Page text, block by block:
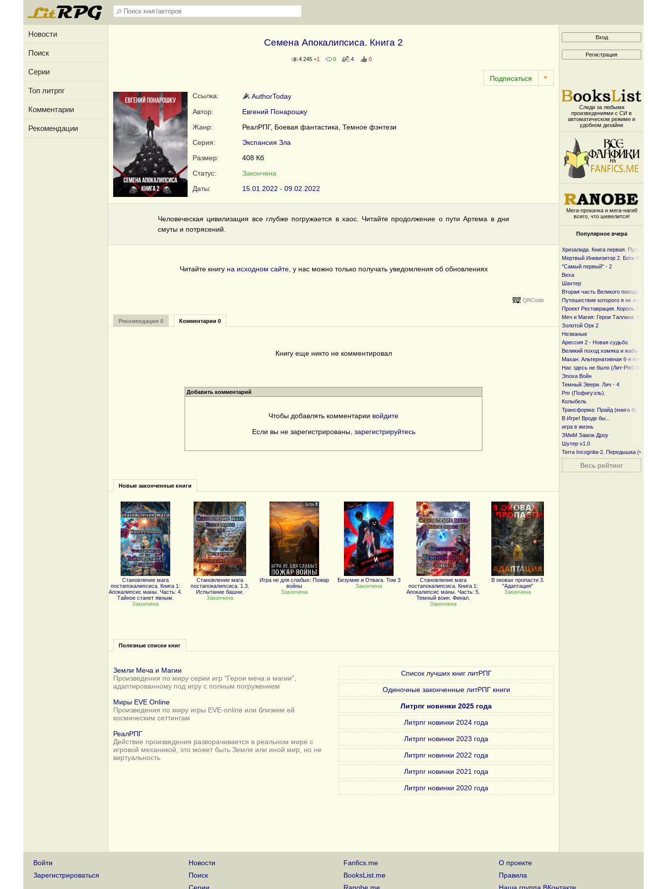
Новости
Поиск
Серии
Топ литрпг
Комментарии
Рекомендации
Семена Апокалипсиса. Книга 2
4 245 +1 0 4 0
Ссылка:
AuthorToday
Автор:
Евгений Понарошку
Жанр:
РеалРПГ, Боевая фантастика, Темное фэнтези
Серия:
Экспансия Зла
Размер:
408 Кб
Статус:
Закончена
Даты:
15.01.2022 - 09.02.2022
Человеческая цивилизация все глубже погружается в хаос. Читайте продолжение о пути Артема в дни
смуты и потрясений.
Читайте книгу на исходном сайте, у нас можно только получать уведомления об обновлениях
QRCode
Рекомендации 0 Комментарии 0
Книгу еще никто не комментировал
Добавить комментарий
Чтобы добавлять комментарии войдите
Если вы не зарегистрированы, зарегистрируйтесь
Новые законченные книги
Становление мага
постапокалипсиса. Книга 1:
Апокалипсис маны. Часть: 4.
Тайное станет явным.
Закончена
Становление мага
постапокалипсиса. 1.3.
Испытание башни.
Закончена
Игра не для слабых: Пожар
войны
Закончена
Безумие и Отвага. Том 3
Закончена
Становление мага
постапокалипсиса. Книга 1:
Апокалипсис маны. Часть: 5.
Темный воин. Финал.
Закончена
В оковах пропасти 3.
"Адаптация"
Закончена
Полезные списки книг
Земли Меча и Магии
Произведения по миру серии игр "Герои меча и магии",
адаптированному под игру с полным погружением
Миры EVE Online
Произведения по миру игры EVE-online или близким ей
космическим сеттингам
РеалРПГ
Действие произведения разворачивается в реальном мире с
игровой механикой, это может быть Земля или иной мир, но не
виртуальность
Список лучших книг литРПГ
Одиночные законченные литРПГ книги
Литрпг новинки 2025 года
Литрпг новинки 2024 года
Литрпг новинки 2023 года
Литрпг новинки 2022 года
Литрпг новинки 2021 года
Литрпг новинки 2020 года
Следи за любыми
произведениями с СИ в
автоматическом режиме и
удобном дизайне
Мега-прокачка и мега-нагиб
всего, что шевелится!
Популярное вчера
Хризалида. Книга первая. Путь
Мертвый Инквизитор 2. Боги Фанмира
"Самый первый" - 2
Веха
Шахтер
Вторая часть Великого похода. От
Путешествие которого я не хотел
Проект Реставрация. Король Лесов.
Меч и Магия: Герои Таллана. Орден
Золотой Орк 2
Незваные
Арессия 2 - Новая судьба
Великий поход хомяка и жабы
Махан: Альтернативная 6-я книга
Нас здесь не было (Лит-Рпг) Книга I и I I
Эпоха Войн
Темный Эвери. Лич - 4
Рпг (Пофигуэль).
Колыбель
Трансформа: Прайд (книга 4)
В Игре! Вроде бы...
игра в жизнь
ЗМиМ Замок Дроу
Шутер v1.0
Terra Incognita-2. Передышка (часть
Весь рейтинг
Войти
Зарегистрироваться
Новости
Поиск
Fanfics.me
BooksList.me
О проекте
Правила